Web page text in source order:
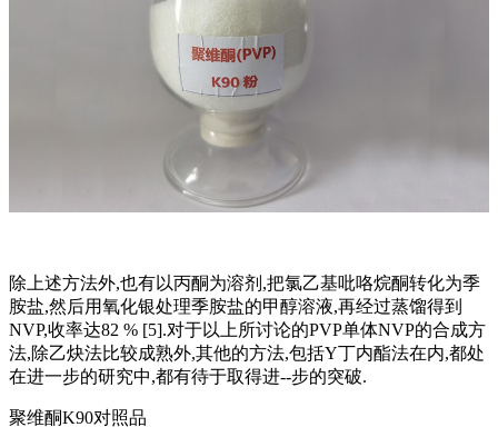
除上述方法外,也有以丙酮为溶剂,把氯乙基吡咯烷酮转化为季
胺盐,然后用氧化银处理季胺盐的甲醇溶液,再经过蒸馏得到
NVP,收率达82 % [5].对于以上所讨论的PVP单体NVP的合成方
法,除乙炔法比较成熟外,其他的方法,包括Y丁内酯法在内,都处
在进一步的研究中,都有待于取得进--步的突破.
聚维酮K90对照品